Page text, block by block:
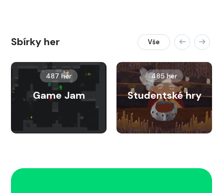
Sbírky her Vše
487 her
Game Jam
485 her
Studentské hry